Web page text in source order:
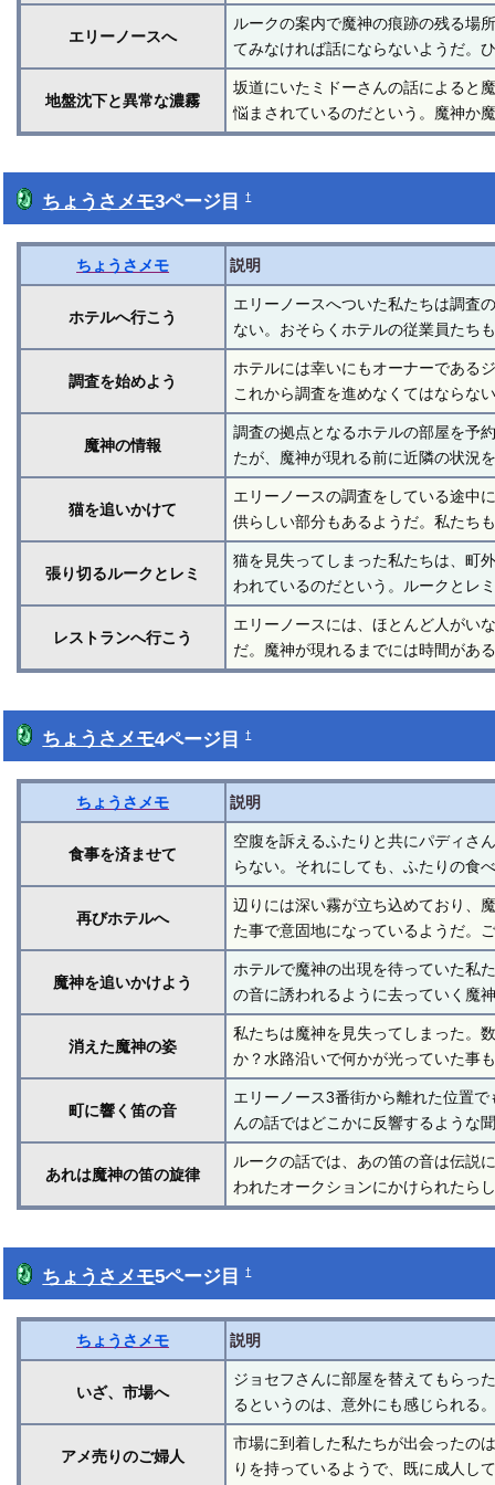
エリーノースへ
ルークの案内で魔神の痕跡の残る場
てみなければ話にならないようだ。
地盤沈下と異常な濃霧
坂道にいたミドーさんの話によると
悩まされているのだという。魔神か
ちょうさメモ3ページ目†
ちょうさメモ 説明
ホテルへ行こう
エリーノースへついた私たちは調査
ない。おそらくホテルの従業員たち
調査を始めよう
ホテルには幸いにもオーナーである
これから調査を進めなくてはならな
魔神の情報
調査の拠点となるホテルの部屋を予
たが、魔神が現れる前に近隣の状況
猫を追いかけて
エリーノースの調査をしている途中
供らしい部分もあるようだ。私たち
張り切るルークとレミ
猫を見失ってしまった私たちは、町
われているのだという。ルークとレ
レストランへ行こう
エリーノースには、ほとんど人がい
だ。魔神が現れるまでには時間があ
ちょうさメモ4ページ目†
ちょうさメモ 説明
食事を済ませて
空腹を訴えるふたりと共にパディさ
らない。それにしても、ふたりの食
再びホテルへ
辺りには深い霧が立ち込めており、
た事で意固地になっているようだ。
魔神を追いかけよう
ホテルで魔神の出現を待っていた私
の音に誘われるように去っていく魔
消えた魔神の姿
私たちは魔神を見失ってしまった。
か？水路沿いで何かが光っていた事
町に響く笛の音
エリーノース3番街から離れた位置
んの話ではどこかに反響するような
あれは魔神の笛の旋律
ルークの話では、あの笛の音は伝説
われたオークションにかけられたら
ちょうさメモ5ページ目†
ちょうさメモ 説明
いざ、市場へ
ジョセフさんに部屋を替えてもらっ
るというのは、意外にも感じられる
アメ売りのご婦人
市場に到着した私たちが出会ったの
りを持っているようで、既に成人し